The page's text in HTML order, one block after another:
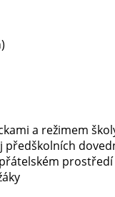
)
a režimem
předškolních
prostředí